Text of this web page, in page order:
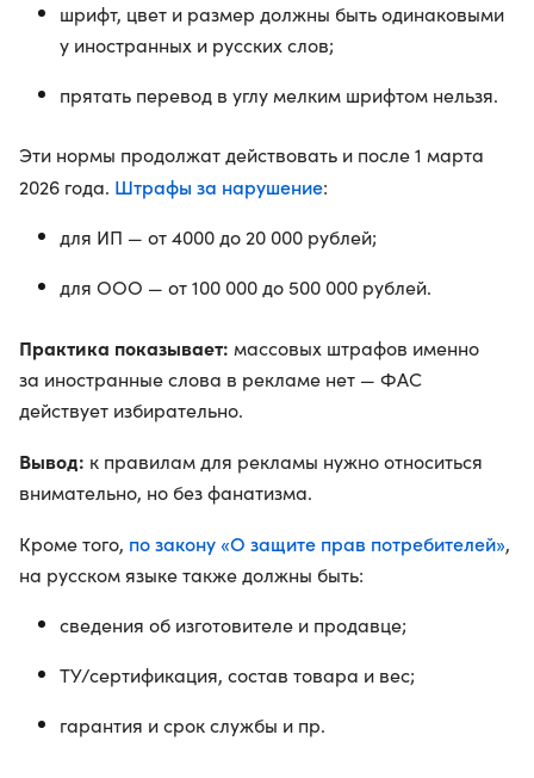
шрифт, цвет и размер должны быть одинаковыми
у иностранных и русских слов;
прятать перевод в углу мелким шрифтом нельзя.
Эти нормы продолжат действовать и после 1 марта
2026 года. Штрафы за нарушение:
для ИП — от 4000 до 20 000 рублей;
для ООО — от 100 000 до 500 000 рублей.
Практика показывает: массовых штрафов именно
за иностранные слова в рекламе нет — ФАС
действует избирательно.
Вывод: к правилам для рекламы нужно относиться
внимательно, но без фанатизма.
Кроме того, по закону «О защите прав потребителей»,
на русском языке также должны быть:
сведения об изготовителе и продавце;
ТУ/сертификация, состав товара и вес;
гарантия и срок службы и пр.